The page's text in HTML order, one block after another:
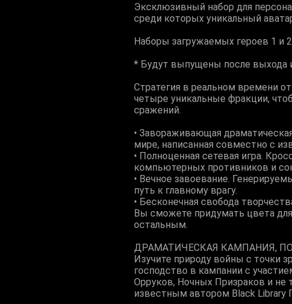
Эксклюзивный набор для
среди которых уникальный
Наборы загружаемых героев 1 и
* Будут выпущены после выхода
Стратегия в реальном времени
четыре уникальные фракции,
сражений.
• Завораживающая
мире, написанная совместно с
• Полноценная сетевая игра.
компьютерных противников и
• Вечное завоевание.
путь к главному врагу.
• Бесконечная свобода
Вы сможете придумать цвета
остальным.
ДРАМАТИЧЕСКАЯ КАМПАНИЯ,
Изучите природу войны с точки
господство в кампании с
Орруков, Ночных Призраков и не
известным автором Black Library